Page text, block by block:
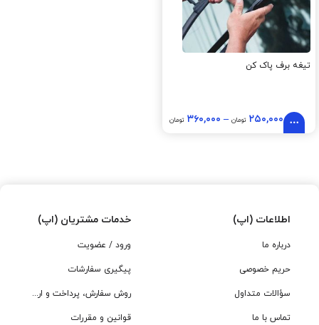
تیغه برف پاک کن
۲۵۰,۰۰۰ تومان– ۳۶۰,۰۰۰ تومان
اطلاعات (اپ)
درباره ما
حریم خصوصی
سؤالات متداول
تماس با ما
خدمات مشتریان (اپ)
ورود / عضویت
پیگیری سفارشات
روش سفارش، پرداخت و ارسال
قوانین و مقررات